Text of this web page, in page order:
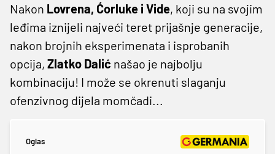
Nakon Lovrena, Ćorluke i Vide, koji su na svojim
leđima iznijeli najveći teret prijašnje generacije,
nakon brojnih eksperimenata i isprobanih
opcija, Zlatko Dalić našao je najbolju
kombinaciju! I može se okrenuti slaganju
ofenzivnog dijela momčadi...
Oglas